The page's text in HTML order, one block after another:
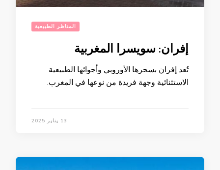
المناظر الطبيعية
إفران: سويسرا المغربية
تُعد إفران بسحرها الأوروبي وأجوائها الطبيعية
الاستثنائية وجهة فريدة من نوعها في المغرب.
13 يناير 2025